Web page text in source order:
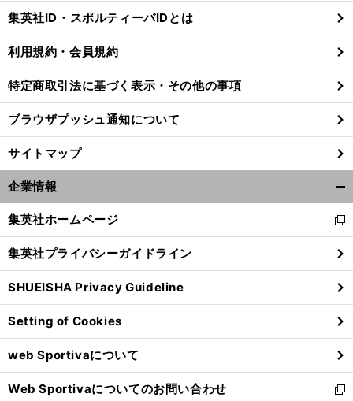
る
集英社ID・スポルティーバIDとは
利用規約・会員規約
特定商取引法に基づく表示・その他の事項
ブラウザプッシュ通知について
サイトマップ
企業情報
閉
る
集英社ホームページ
新
し
い
ウ
ィ
ン
ド
ウ
で
開
く
集英社プライバシーガイドライン
SHUEISHA Privacy Guideline
Setting of Cookies
web Sportivaについて
Web Sportivaについてのお問い合わせ
新